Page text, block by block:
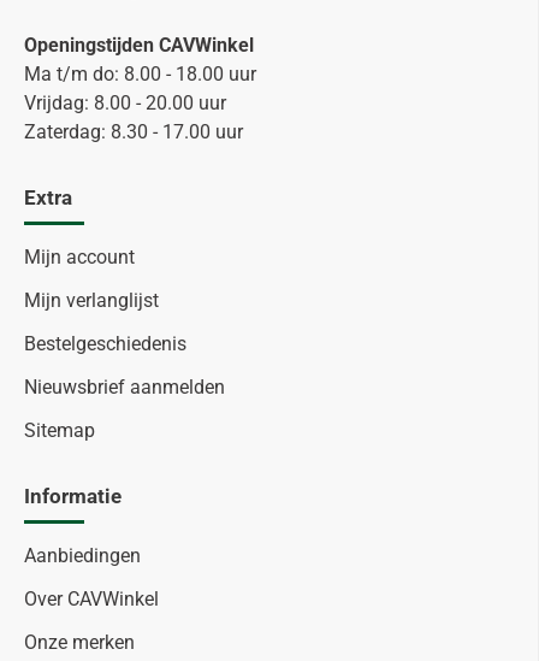
Openingstijden CAVWinkel
Ma t/m do: 8.00 - 18.00 uur
Vrijdag: 8.00 - 20.00 uur
Zaterdag: 8.30 - 17.00 uur
Extra
Mijn account
Mijn verlanglijst
Bestelgeschiedenis
Nieuwsbrief aanmelden
Sitemap
Informatie
Aanbiedingen
Over CAVWinkel
Onze merken